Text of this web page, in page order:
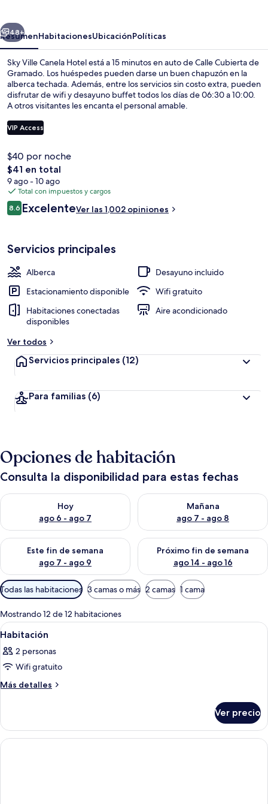
Siguiente
48+
ResumenHabitacionesUbicaciónPolíticas
Sky Ville Canela Hotel está a 15 minutos en auto de Calle Cubierta de
Gramado. Los huéspedes pueden darse un buen chapuzón en la
alberca techada. Además, entre los servicios sin costo extra, pueden
disfrutar de wifi y desayuno buffet todos los días de 06:30 a 10:00.
A otros visitantes les encanta el personal amable.
VIP Access
$40 por noche
El
precio
total
es
de
$41 en total
9 ago - 10 ago
Total con impuestos y cargos
Opiniones
8.68.6 de 10,
ExcelenteVer las 1,002 opiniones
Servicios principales
Alberca
Desayuno incluido
Estacionamiento disponible
Wifi gratuito
Habitaciones conectadas
disponibles
Aire acondicionado
Ver todos
Servicios principales (12)
Para familias (6)
Opciones de habitación
Consulta la disponibilidad para estas fechas
Hoy
ago 6 - ago 7
Consulta la disponibilidad para hoy ago 6 - ago 7
Mañana
ago 7 - ago 8
Consulta la disponibilidad
Este fin de semana
ago 7 - ago 9
Consulta la disponibilidad para este fin de semana ago 7 -
Próximo fin de semana
ago 14 - ago 16
Consulta la disponibilidad
Filtros
disponibles
para
las
habitaciones
Todas las habitaciones 3 camas o más 2 camas 1 cama
Mostrando 12 de 12 habitaciones
Abrir
todas
las
fotos
de
Un dormitorio con cama, paredes
2
Habitación
2 personas
Wifi gratuito
Más detalles
Más
Ver precio